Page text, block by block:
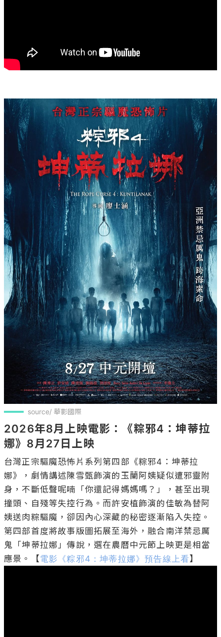
source/ 華影國際
2026年8月上映電影：《粽邪4：坤蒂拉
娜》8月27日上映
台灣正宗驅魔恐怖片系列第四部《粽邪4：坤蒂拉
娜》，劇情講述陳雪甄飾演的玉蘭阿姨疑似遭邪靈附
身，不斷低聲呢喃「你還記得媽媽嗎？」，甚至出現
撞頭、自殘等失控行為。而許安植飾演的佳敏為替阿
姨送肉粽驅魔，卻因內心深藏的秘密逐漸陷入失控。
第四部首度將故事版圖拓展至海外，融合南洋禁忌厲
鬼「坤蒂拉娜」傳說，選在農曆中元節上映更是相當
應景。【電影《粽邪4：坤蒂拉娜》預告線上看